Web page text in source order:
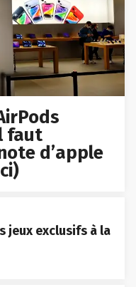
faut
d’apple
jeux exclusifs à la